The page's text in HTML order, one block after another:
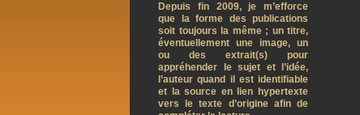
Depuis fin 2009, je m’efforce
que la forme des publications
soit toujours la même ; un titre,
éventuellement une image, un
ou des extrait(s) pour
appréhender le sujet et l’idée,
l’auteur quand il est identifiable
et la source en lien hypertexte
vers le texte d’origine afin de